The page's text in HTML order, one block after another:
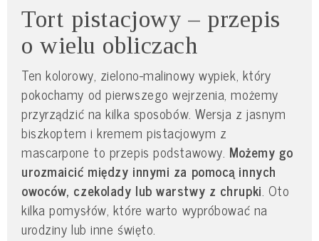
Tort pistacjowy – przepis
o wielu obliczach
Ten kolorowy, zielono-malinowy wypiek, który
pokochamy od pierwszego wejrzenia, możemy
przyrządzić na kilka sposobów. Wersja z jasnym
biszkoptem i kremem pistacjowym z
mascarpone to przepis podstawowy. Możemy go
urozmaicić między innymi za pomocą innych
owoców, czekolady lub warstwy z chrupki. Oto
kilka pomysłów, które warto wypróbować na
urodziny lub inne święto.